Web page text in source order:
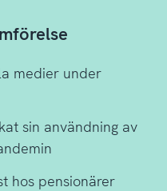
medier under
sin användning av
hos pensionärer